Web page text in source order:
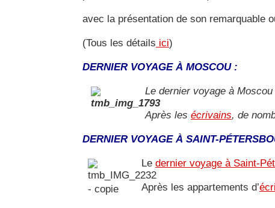
avec la présentation de son remarquable
(Tous les détails ici)
DERNIER VOYAGE À MOSCOU :
Le dernier voyage à
Après les écrivains, de
DERNIER VOYAGE À SAINT-
Le dernier voyage à Saint-
Après les appartements d’